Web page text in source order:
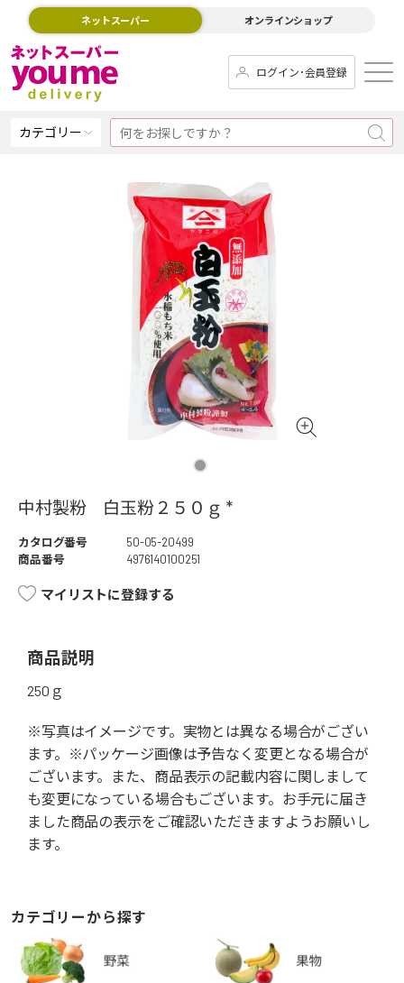
ネットスーパー オンラインショップ
ログイン･会員登録
カテゴリー
中村製粉 白玉粉２５０ｇ *
カタログ番号
50-05-20499
商品番号
4976140100251
マイリストに登録する
商品説明
250ｇ
※写真はイメージです。実物とは異なる場合がござい
ます。※パッケージ画像は予告なく変更となる場合が
ございます。また、商品表示の記載内容に関しまして
も変更になっている場合もございます。お手元に届き
ました商品の表示をご確認いただきますようお願いし
ます。
カテゴリーから探す